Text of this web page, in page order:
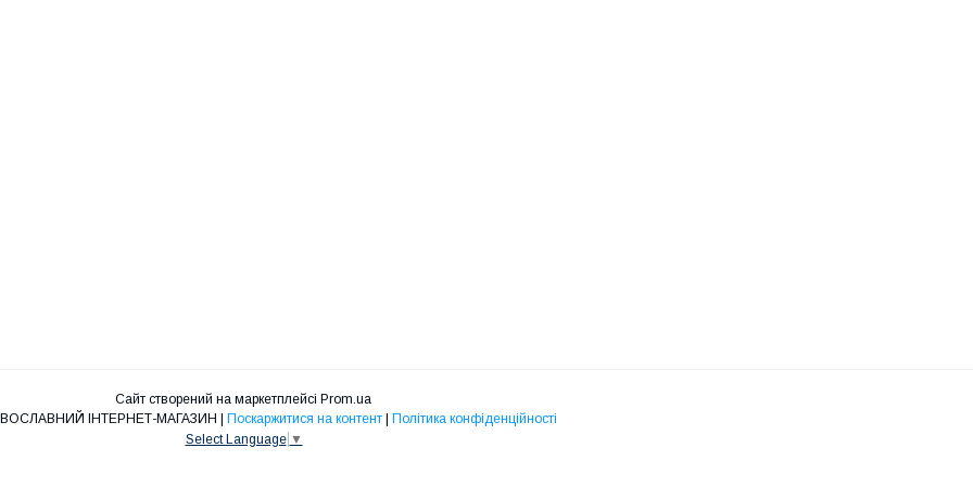
Сайт створений на маркетплейсі Prom.ua
Поскаржитися на контент
Політика конфіденційності
Select Language ▼